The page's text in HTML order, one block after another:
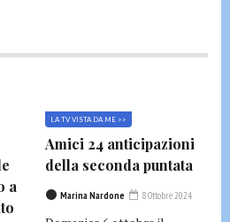
a
LA TV VISTA DA ME >>
Amici 24 anticipazioni
della seconda puntata
Marina Nardone 8 Ottobre 2024